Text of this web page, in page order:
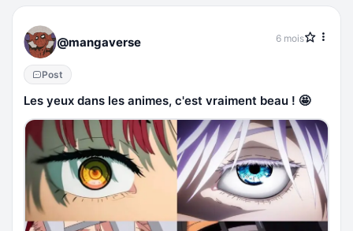
@mangaverse 6 mois
Post
Les yeux dans les animes, c'est vraiment beau ! 🤩